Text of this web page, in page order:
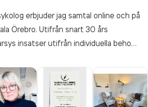
erbjuder jag samtal online och på
Örebro. Utifrån snart 30 års
insatser utifrån individuella behov
på evidensbaserade metoder som
EMDR och KBT (Traumafokuserad
ACT, Compassionfokuserad